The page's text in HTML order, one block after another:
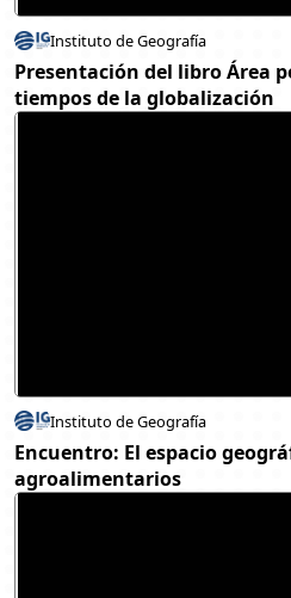
Instituto de Geografía
Presentación del libro Área
tiempos de la globalización
Instituto de Geografía
Encuentro: El espacio
agroalimentarios